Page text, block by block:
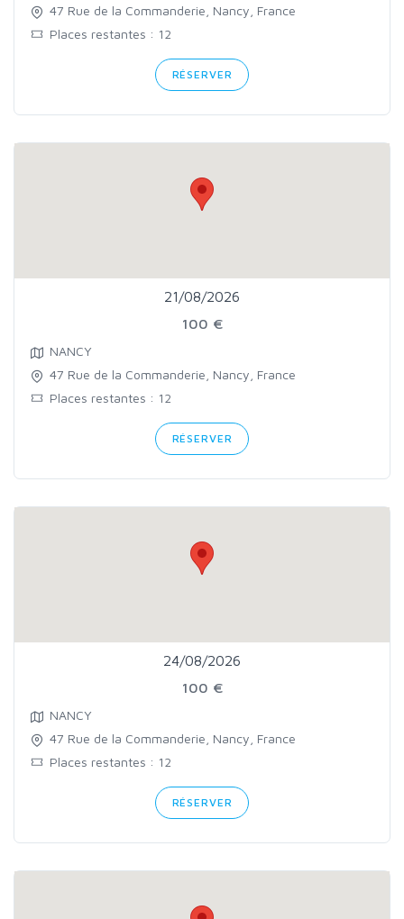
47 Rue de la Commanderie, Nancy, France
Places restantes : 12
RÉSERVER
21/08/2026
100 €
NANCY
47 Rue de la Commanderie, Nancy, France
Places restantes : 12
RÉSERVER
24/08/2026
100 €
NANCY
47 Rue de la Commanderie, Nancy, France
Places restantes : 12
RÉSERVER